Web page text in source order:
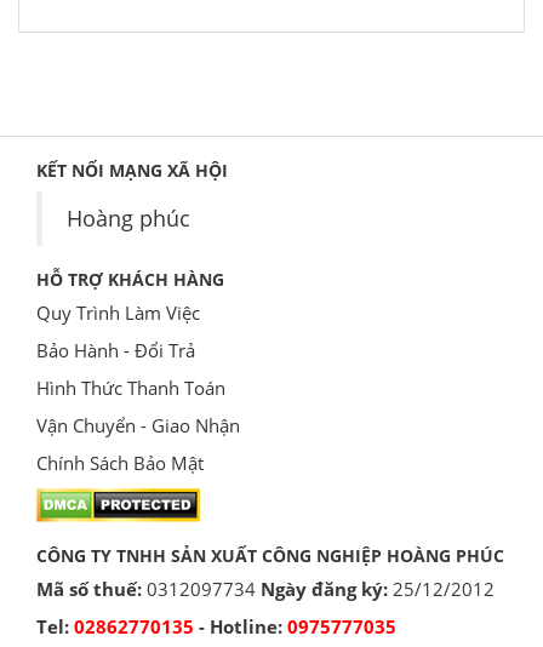
KẾT NỐI MẠNG XÃ HỘI
Hoàng phúc
HỖ TRỢ KHÁCH HÀNG
Quy Trình Làm Việc
Bảo Hành - Đổi Trả
Hình Thức Thanh Toán
Vận Chuyển - Giao Nhận
Chính Sách Bảo Mật
CÔNG TY TNHH SẢN XUẤT CÔNG NGHIỆP HOÀNG PHÚC
Mã số thuế: 0312097734 Ngày đăng ký: 25/12/2012
Tel: 02862770135 - Hotline: 0975777035